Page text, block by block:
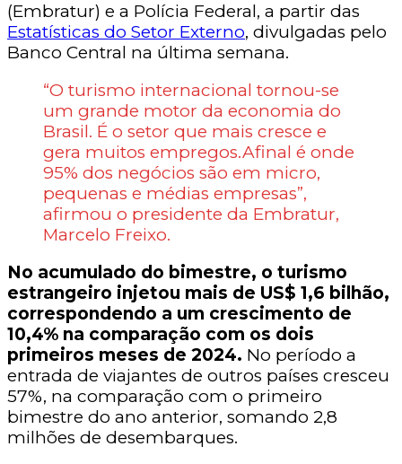
(Embratur) e a Polícia Federal, a partir das
Estatísticas do Setor Externo, divulgadas pelo
Banco Central na última semana.
“O turismo internacional tornou-se
um grande motor da economia do
Brasil. É o setor que mais cresce e
gera muitos empregos.Afinal é onde
95% dos negócios são em micro,
pequenas e médias empresas”,
afirmou o presidente da Embratur,
Marcelo Freixo.
No acumulado do bimestre, o turismo
estrangeiro injetou mais de US$ 1,6 bilhão,
correspondendo a um crescimento de
10,4% na comparação com os dois
primeiros meses de 2024. No período a
entrada de viajantes de outros países cresceu
57%, na comparação com o primeiro
bimestre do ano anterior, somando 2,8
milhões de desembarques.